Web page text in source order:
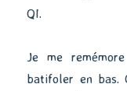
QI.
Je me
batifoler en bas.